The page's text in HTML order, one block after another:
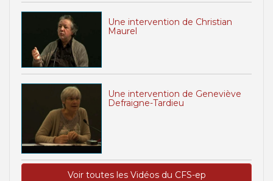
Une intervention de Christian
Maurel
Une intervention de Geneviève
Defraigne-Tardieu
Voir toutes les Vidéos du CFS-ep